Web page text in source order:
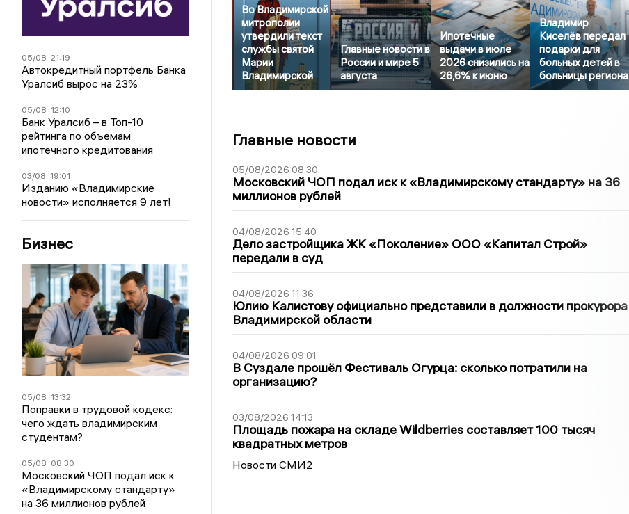
05/08 21:19
Автокредитный портфель Банка
Уралсиб вырос на 23%
05/08 12:10
Банк Уралсиб – в Топ-10
рейтинга по объемам
ипотечного кредитования
03/08 19:01
Изданию «Владимирские
новости» исполняется 9 лет!
Бизнес
05/08 13:32
Поправки в трудовой кодекс:
чего ждать владимирским
студентам?
05/08 08:30
Московский ЧОП подал иск к
«Владимирскому стандарту»
на 36 миллионов рублей
Во Владимирской
митрополии
утвердили текст
службы святой
Марии
Владимирской
Главные новости в
России и мире 5
августа
Ипотечные
выдачи в июле
2026 снизились на
26,6% к июню
Владимир
Киселёв передал
подарки для
больных детей в
больницы региона
Главные новости
05/08/2026 08:30
Московский ЧОП подал иск к «Владимирскому стандарту» на 36
миллионов рублей
04/08/2026 15:40
Дело застройщика ЖК «Поколение» ООО «Капитал Строй»
передали в суд
04/08/2026 11:36
Юлию Калистову официально представили в должности прокурора
Владимирской области
04/08/2026 09:01
В Суздале прошёл Фестиваль Огурца: сколько потратили на
организацию?
03/08/2026 14:13
Площадь пожара на складе Wildberries составляет 100 тысяч
квадратных метров
Новости СМИ2